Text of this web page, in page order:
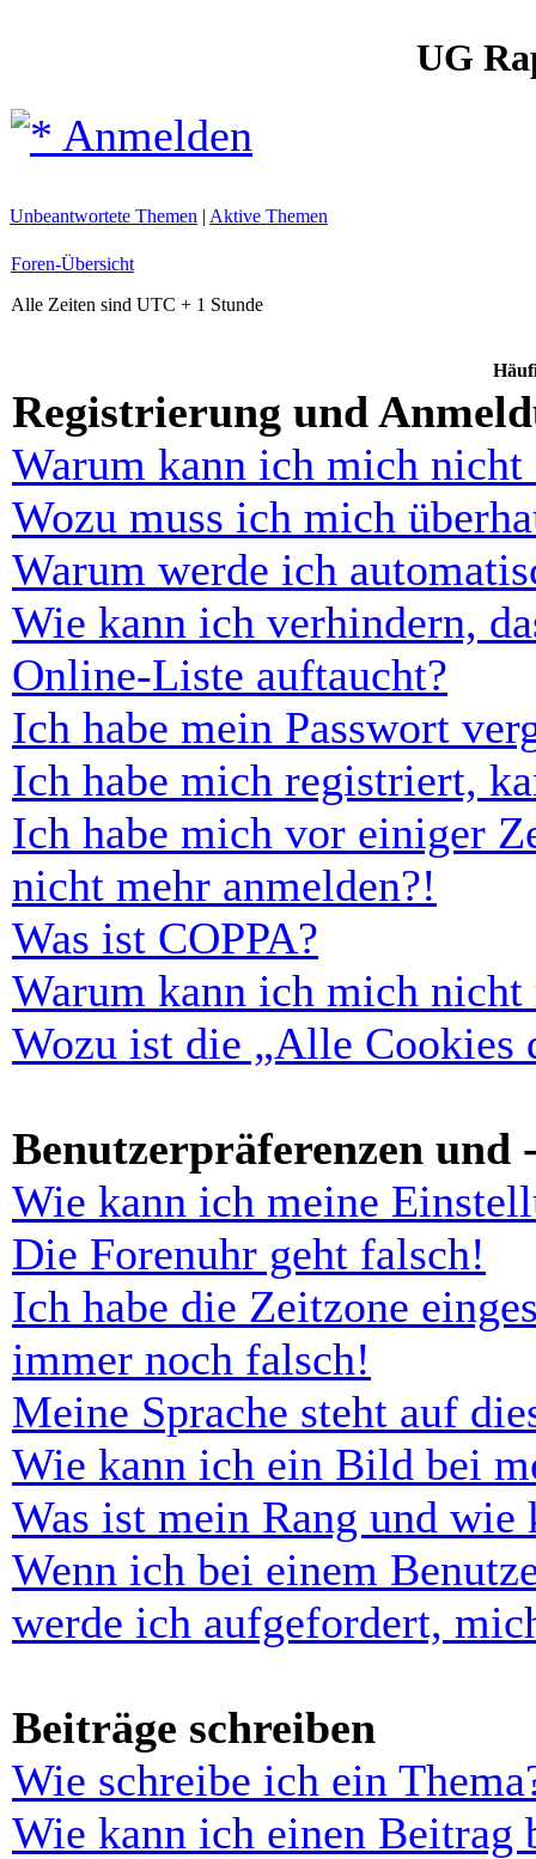
UG
Anmelden
Unbeantwortete Themen | Aktive Themen
Foren-Übersicht
Alle Zeiten sind UTC + 1 Stunde
Registrierung und
Warum kann ich mich nicht
Wozu muss ich mich
Warum werde ich
Wie kann ich verhindern,
Online-Liste auftaucht?
Ich habe mein Passwort
Ich habe mich registriert,
Ich habe mich vor einiger
nicht mehr anmelden?!
Was ist COPPA?
Warum kann ich mich nicht
Wozu ist die „Alle Cookies
Benutzerpräferenzen und
Wie kann ich meine
Die Forenuhr geht falsch!
Ich habe die Zeitzone
immer noch falsch!
Meine Sprache steht auf
Wie kann ich ein Bild bei
Was ist mein Rang und wie
Wenn ich bei einem
werde ich aufgefordert,
Beiträge schreiben
Wie schreibe ich ein
Wie kann ich einen Beitrag